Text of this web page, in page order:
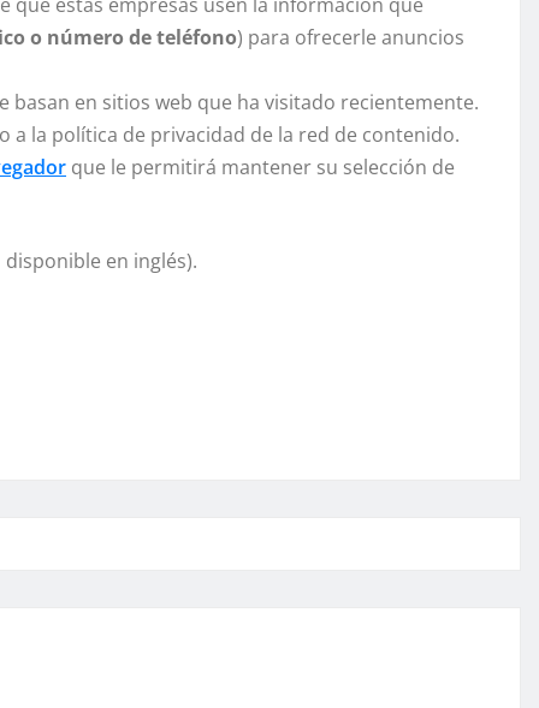
o número de teléfono) para ofrecerle anuncios
basan en sitios web que ha visitado recientemente.
a la política de privacidad de la red de contenido.
que le permitirá mantener su selección de
disponible en inglés).